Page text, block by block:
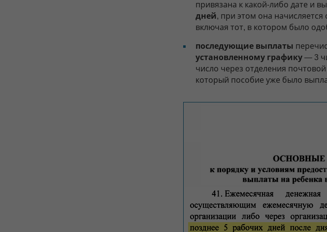
привязана к какой-либо дате и
дней, при этом она
включая тот, в котором было
последующие выплаты
установленному графику — 3
число через отделения
который пособие уже было